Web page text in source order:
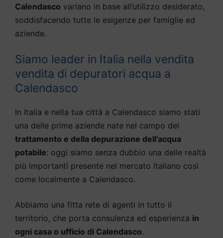
Calendasco variano in base all’utilizzo desiderato,
soddisfacendo tutte le esigenze per famiglie ed
aziende.
Siamo leader in Italia nella vendita
vendita di depuratori acqua a
Calendasco
In Italia e nella tua città a Calendasco siamo stati
una delle prime aziende nate nel campo del
trattamento e della depurazione dell’acqua
potabile: oggi siamo senza dubbio una delle realtà
più importanti presente nel mercato italiano così
come localmente a Calendasco.
Abbiamo una fitta rete di agenti in tutto il
territorio, che porta consulenza ed esperienza in
ogni casa o ufficio di Calendasco.